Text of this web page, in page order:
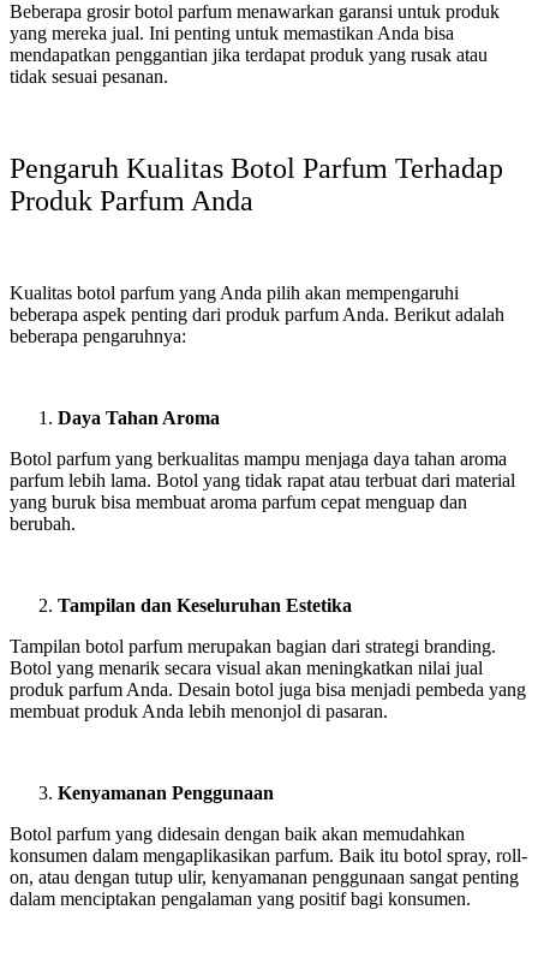
Beberapa grosir botol parfum menawarkan garansi untuk produk
yang mereka jual. Ini penting untuk memastikan Anda bisa
mendapatkan penggantian jika terdapat produk yang rusak atau
tidak sesuai pesanan.
Pengaruh Kualitas Botol Parfum Terhadap
Produk Parfum Anda
Kualitas botol parfum yang Anda pilih akan mempengaruhi
beberapa aspek penting dari produk parfum Anda. Berikut adalah
beberapa pengaruhnya:
Daya Tahan Aroma
Botol parfum yang berkualitas mampu menjaga daya tahan aroma
parfum lebih lama. Botol yang tidak rapat atau terbuat dari material
yang buruk bisa membuat aroma parfum cepat menguap dan
berubah.
Tampilan dan Keseluruhan Estetika
Tampilan botol parfum merupakan bagian dari strategi branding.
Botol yang menarik secara visual akan meningkatkan nilai jual
produk parfum Anda. Desain botol juga bisa menjadi pembeda yang
membuat produk Anda lebih menonjol di pasaran.
Kenyamanan Penggunaan
Botol parfum yang didesain dengan baik akan memudahkan
konsumen dalam mengaplikasikan parfum. Baik itu botol spray, roll-
on, atau dengan tutup ulir, kenyamanan penggunaan sangat penting
dalam menciptakan pengalaman yang positif bagi konsumen.